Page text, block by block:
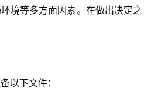
境等多方面因素。在做出决定之
以下文件：